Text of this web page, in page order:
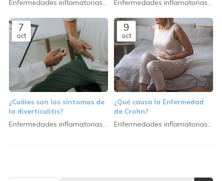
Enfermedades inflamatorias
Enfermedades inflamatorias
7
oct
¿Cuáles son los síntomas de
la diverticulitis?
Enfermedades inflamatorias
9
oct
¿Qué causa la Enfermedad
de Crohn?
Enfermedades inflamatorias